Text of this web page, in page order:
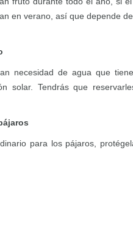
en verano, así que depende
necesidad de agua que
solar. Tendrás que
para los pájaros,